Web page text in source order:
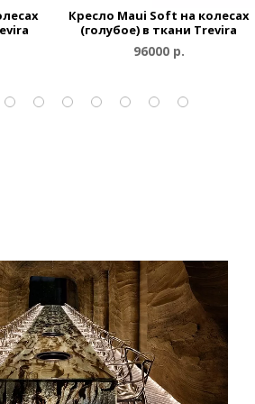
Кресло Maui Soft на колесах
(голубое) в ткани Trevira
96000 р.